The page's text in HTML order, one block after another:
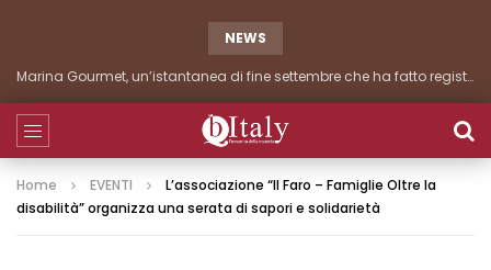
NEWS
Marina Gourmet, un’istantanea di fine settembre che ha fatto registrare importanti presenze
Home EVENTI
L’associazione “Il Faro – Famiglie Oltre la
disabilità” organizza una serata di sapori e solidarietà